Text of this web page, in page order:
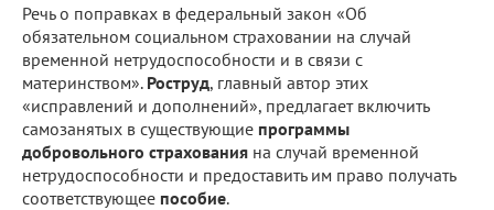
Речь о поправках в федеральный закон «Об
обязательном социальном страховании на случай
временной нетрудоспособности и в связи с
материнством». Роструд, главный автор этих
«исправлений и дополнений», предлагает включить
самозанятых в существующие программы
добровольного страхования на случай временной
нетрудоспособности и предоставить им право получать
соответствующее пособие.